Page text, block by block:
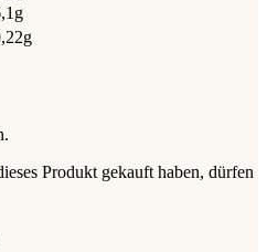
Produkt gekauft haben, dürfen